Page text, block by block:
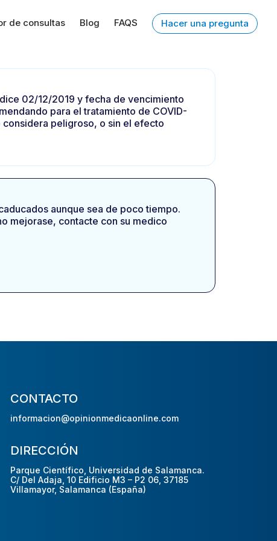
de consultas Blog FAQS Hacer una pregunta
02/12/2019 y fecha de vencimiento
para el tratamiento de COVID-
peligroso, o sin el efecto
aunque sea de poco tiempo.
mejorase, contacte con su medico
CONTACTO
informacion@opinionmedicaonline.com
DIRECCIÓN
Parque Científico, Universidad de Salamanca.
C/ Del Adaja, 10 Edificio M3 – P2 06, 37185
Villamayor, Salamanca (España)